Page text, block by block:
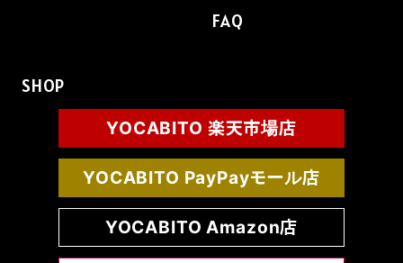
FAQ
SHOP
YOCABITO 楽天市場店
YOCABITO PayPayモール店
YOCABITO Amazon店